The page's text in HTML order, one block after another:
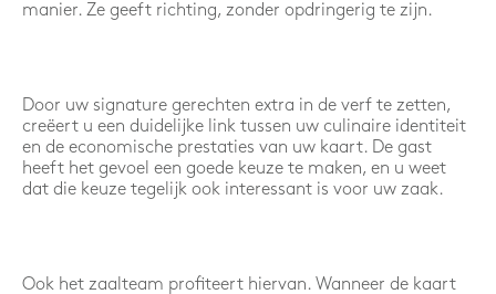
manier. Ze geeft richting, zonder opdringerig te zijn.
Door uw signature gerechten extra in de verf te zetten,
creëert u een duidelijke link tussen uw culinaire identiteit
en de economische prestaties van uw kaart. De gast
heeft het gevoel een goede keuze te maken, en u weet
dat die keuze tegelijk ook interessant is voor uw zaak.
Ook het zaalteam profiteert hiervan. Wanneer de kaart